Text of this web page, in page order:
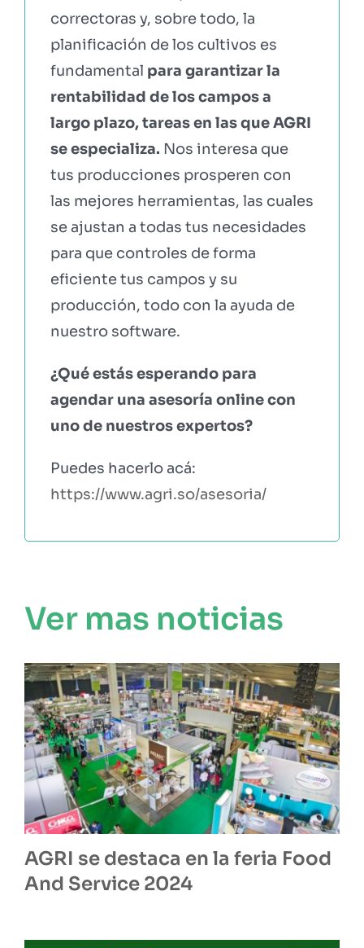
correctoras y, sobre todo, la
planificación de los cultivos es
fundamental para garantizar la
rentabilidad de los campos a
largo plazo, tareas en las que AGRI
se especializa. Nos interesa que
tus producciones prosperen con
las mejores herramientas, las cuales
se ajustan a todas tus necesidades
para que controles de forma
eficiente tus campos y su
producción, todo con la ayuda de
nuestro software.
¿Qué estás esperando para
agendar una asesoría online con
uno de nuestros expertos?
Puedes hacerlo acá:
https://www.agri.so/asesoria/
Ver mas noticias
AGRI se destaca en la feria Food
And Service 2024